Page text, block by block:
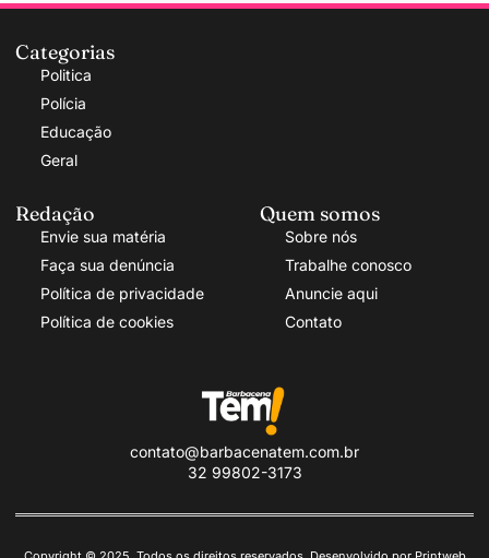
Categorias
Politica
Polícia
Educação
Geral
Redação
Envie sua matéria
Faça sua denúncia
Política de privacidade
Política de cookies
Quem somos
Sobre nós
Trabalhe conosco
Anuncie aqui
Contato
contato@barbacenatem.com.br
32 99802-3173